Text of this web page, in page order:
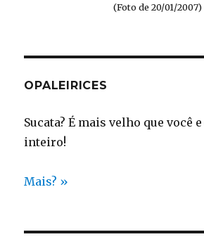
(Foto de 20/01/2007)
OPALEIRICES
Sucata? É mais velho que você
inteiro!
Mais? »